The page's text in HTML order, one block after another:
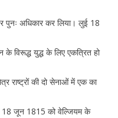
पुनः अधिकार कर लिया। लुई 18
के विरूद्ध युद्ध के लिए एकत्रित हो
राष्ट्रों की दो सेनाओं में एक का
18 जून 1815 को वेल्जियम के